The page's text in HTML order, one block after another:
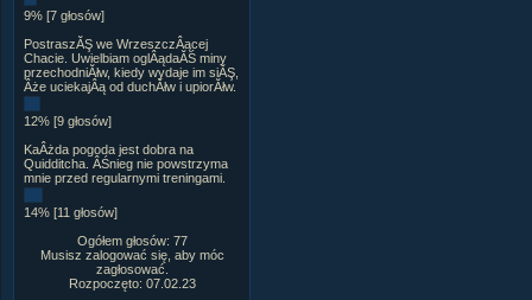
9% [7 głosów]
PostraszĂŞ we WrzeszczÂącej
Chacie. Uwielbiam oglÂądaĂŚ miny
przechodniĂłw, kiedy wydaje im siĂŞ,
Âże uciekajÂą od duchĂłw i upiorĂłw.
12% [9 głosów]
KaÂżda pogoda jest dobra na
Quidditcha. ÂŚnieg nie powstrzyma
mnie przed regularnymi treningami.
14% [11 głosów]
Ogółem głosów: 77
Musisz zalogować się, aby móc
zagłosować.
Rozpoczęto: 07.02.23